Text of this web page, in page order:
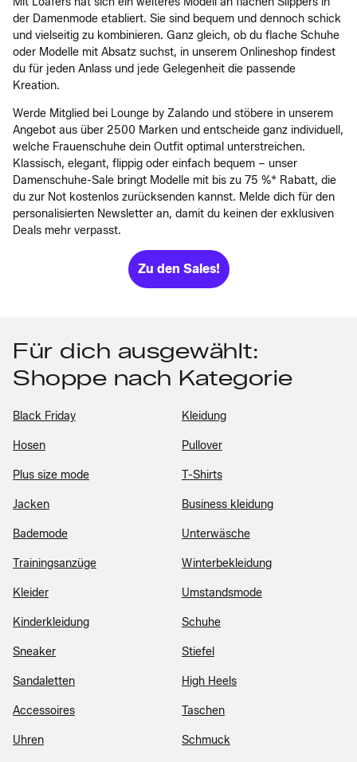
der Damenmode etabliert. Sie sind bequem und dennoch schick
und vielseitig zu kombinieren. Ganz gleich, ob du flache Schuhe
oder Modelle mit Absatz suchst, in unserem Onlineshop findest
du für jeden Anlass und jede Gelegenheit die passende
Kreation.
Werde Mitglied bei Lounge by Zalando und stöbere in unserem
Angebot aus über 2500 Marken und entscheide ganz individuell,
welche Frauenschuhe dein Outfit optimal unterstreichen.
Klassisch, elegant, flippig oder einfach bequem – unser
Damenschuhe-Sale bringt Modelle mit bis zu 75 %* Rabatt, die
du zur Not kostenlos zurücksenden kannst. Melde dich für den
personalisierten Newsletter an, damit du keinen der exklusiven
Deals mehr verpasst.
Zu den Sales!
Für dich ausgewählt:
Shoppe nach Kategorie
Black Friday Kleidung
Hosen Pullover
Plus size mode T-Shirts
Jacken Business kleidung
Bademode Unterwäsche
Trainingsanzüge Winterbekleidung
Kleider Umstandsmode
Kinderkleidung Schuhe
Sneaker Stiefel
Sandaletten High Heels
Accessoires Taschen
Uhren Schmuck